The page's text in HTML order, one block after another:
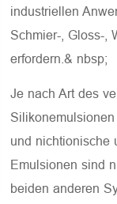
industriellen
Schmier-, Gloss-,
erfordern.& nbsp;
Je nach Art des
und nichtionische
Emulsionen sind
beiden anderen